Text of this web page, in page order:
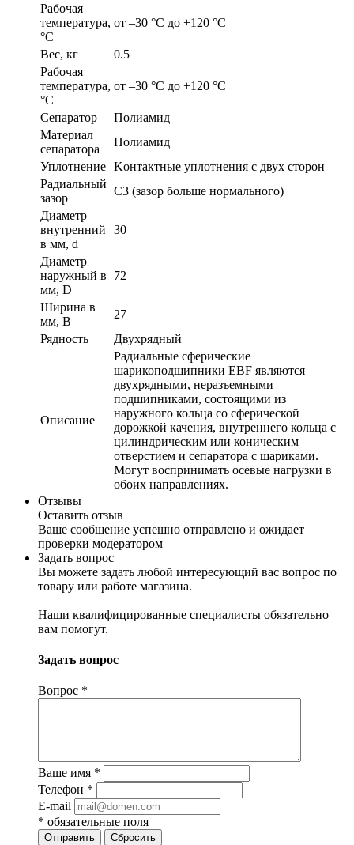
Рабочая
температура,
°С
от –30 °C до +120 °C
Вес, кг
0.5
Рабочая
температура,
°C
от –30 °C до +120 °C
Сепаратор
Полиамид
Материал
сепаратора
Полиамид
Уплотнение Kонтактные уплотнения с двух сторон
Радиальный
зазор
C3 (зазор больше нормального)
Диаметр
внутренний
в мм, d
30
Диаметр
наружный в
мм, D
72
Ширина в
мм, B
27
Рядность
Двухрядный
Описание
Радиальные сферические
шарикоподшипники EBF являются
двухрядными, неразъемными
подшипниками, состоящими из
наружного кольца со сферической
дорожкой качения, внутреннего кольца с
цилиндрическим или коническим
отверстием и сепаратора с шариками.
Могут воспринимать осевые нагрузки в
обоих направлениях.
Отзывы
Оставить отзыв
Ваше сообщение успешно отправлено и ожидает
проверки модератором
Задать вопрос
Вы можете задать любой интересующий вас вопрос по
товару или работе магазина.
Наши квалифицированные специалисты обязательно
вам помогут.
Задать вопрос
Вопрос *
Ваше имя *
Телефон *
E-mail
* обязательные поля
Отправить Сбросить